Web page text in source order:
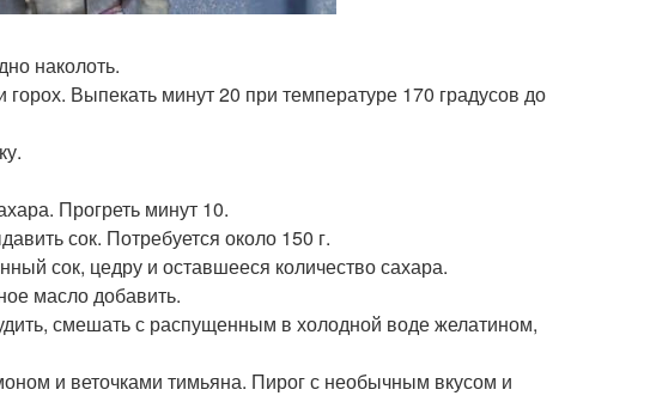
наколоть.
Выпекать минут 20 при температуре 170 градусов до
Прогреть минут 10.
сок. Потребуется около 150 г.
сок, цедру и оставшееся количество сахара.
масло добавить.
смешать с распущенным в холодной воде желатином,
и веточками тимьяна. Пирог с необычным вкусом и